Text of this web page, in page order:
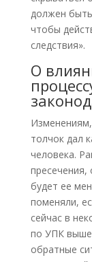
должен быть
чтобы
следствия».
О
толчок дал
человека.
пресечения,
будет ее
поменяли,
сейчас в
по УПК
обратные